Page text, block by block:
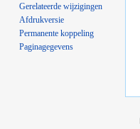
Gerelateerde wijzigingen
Afdrukversie
Permanente koppeling
Paginagegevens